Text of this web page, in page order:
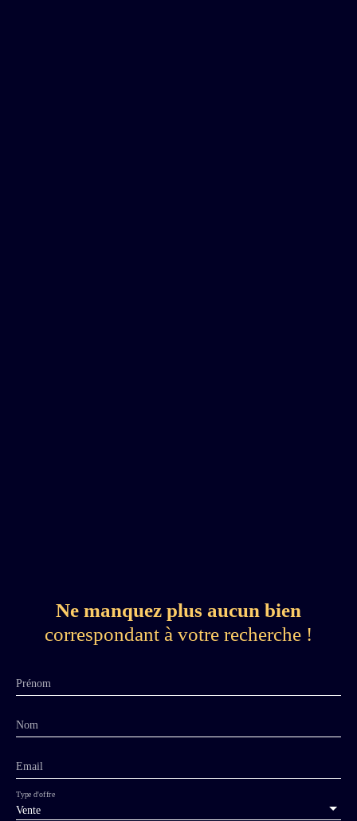
Ne manquez plus aucun bien
correspondant à votre recherche !
Prénom
Nom
Email
Vente
Type d'offre